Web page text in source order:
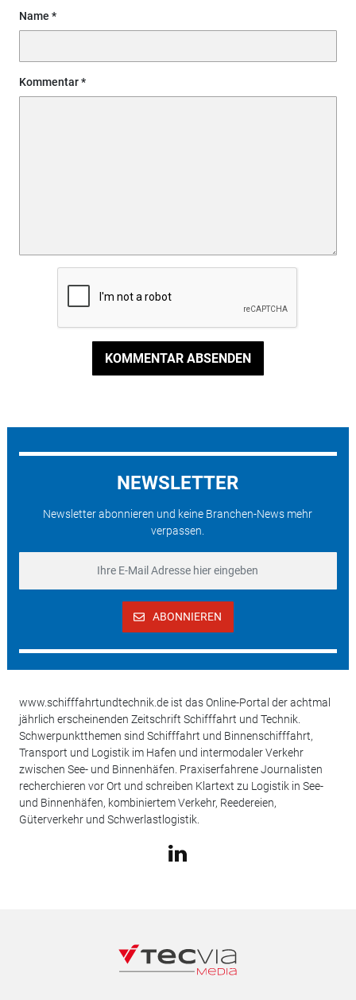
Name
Kommentar
KOMMENTAR ABSENDEN
NEWSLETTER
Newsletter abonnieren und keine Branchen-News mehr
verpassen.
ABONNIEREN
www.schifffahrtundtechnik.de ist das Online-Portal der achtmal
jährlich erscheinenden Zeitschrift Schifffahrt und Technik.
Schwerpunktthemen sind Schifffahrt und Binnenschifffahrt,
Transport und Logistik im Hafen und intermodaler Verkehr
zwischen See- und Binnenhäfen. Praxiserfahrene Journalisten
recherchieren vor Ort und schreiben Klartext zu Logistik in See-
und Binnenhäfen, kombiniertem Verkehr, Reedereien,
Güterverkehr und Schwerlastlogistik.